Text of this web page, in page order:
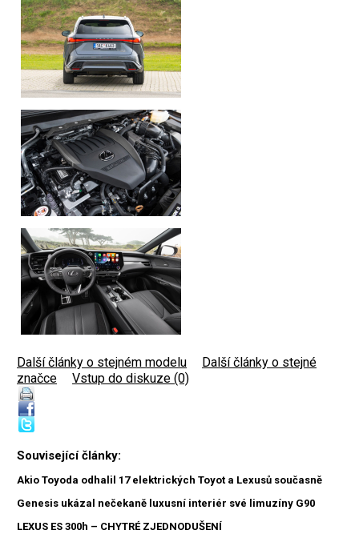
Další články o stejném modelu
Další články o stejné
značce
Vstup do diskuze (0)
Související články:
Akio Toyoda odhalil 17 elektrických Toyot a Lexusů současně
Genesis ukázal nečekaně luxusní interiér své limuzíny G90
LEXUS ES 300h – CHYTRÉ ZJEDNODUŠENÍ